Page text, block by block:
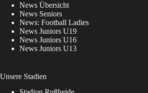
News Übersicht
News Seniors
News: Football Ladies
News Juniors U19
News Juniors U16
News Juniors U13
Unsere Stadien